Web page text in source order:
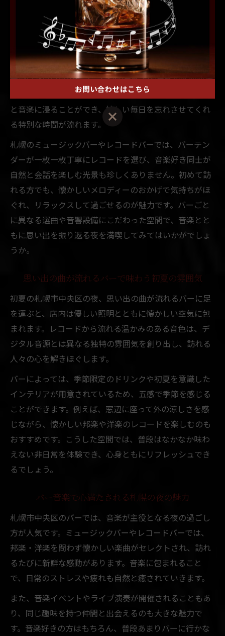
懐かしい音楽と過ごす札幌バーの夜の楽しみ方
初夏の札幌市中央区では、懐かしい音楽が流れるバーで
過ごす夜が格別です。窓から心地よい風が入る店内に、
昔聴いた思い出のレコードや80年代・90年代の名曲が響
き渡ります。こうしたバーでは、日常を離れてゆったり
と音楽に浸ることができ、忙しい毎日を忘れさせてくれ
る特別な時間が流れます。
札幌のミュージックバーやレコードバーでは、バーテン
ダーが一枚一枚丁寧にレコードを選び、音楽好き同士が
自然と会話を楽しむ光景も珍しくありません。初めて訪
れる方でも、懐かしいメロディーのおかげで気持ちがほ
ぐれ、リラックスして過ごせるのが魅力です。バーごと
に異なる選曲や音響設備にこだわった空間で、音楽とと
もに思い出を振り返る夜を満喫してみてはいかがでしょ
うか。
思い出の曲が流れるバーで味わう初夏の雰囲気
初夏の札幌市中央区の夜、思い出の曲が流れるバーに足
を運ぶと、店内は優しい照明とともに懐かしい空気に包
まれます。レコードから流れる温かみのある音色は、デ
ジタル音源とは異なる独特の雰囲気を創り出し、訪れる
人々の心を解きほぐします。
バーによっては、季節限定のドリンクや初夏を意識した
インテリアが用意されているため、五感で季節を感じる
ことができます。例えば、窓辺に座って外の涼しさを感
じながら、懐かしい邦楽や洋楽のレコードを楽しむのも
おすすめです。こうした空間では、普段はなかなか味わ
えない非日常を体験でき、心身ともにリフレッシュでき
るでしょう。
バー音楽で心満たされる札幌の夜の魅力
札幌市中央区のバーでは、音楽が主役となる夜の過ごし
方が人気です。ミュージックバーやレコードバーでは、
邦楽・洋楽を問わず懐かしい楽曲がセレクトされ、訪れ
るたびに新鮮な感動があります。音楽に包まれること
で、日常のストレスや疲れも自然と癒されていきます。
また、音楽イベントやライブ演奏が開催されることもあ
り、同じ趣味を持つ仲間と出会えるのも大きな魅力で
す。音楽好きの方はもちろん、普段あまりバーに行かな
お問い合わせはこちら